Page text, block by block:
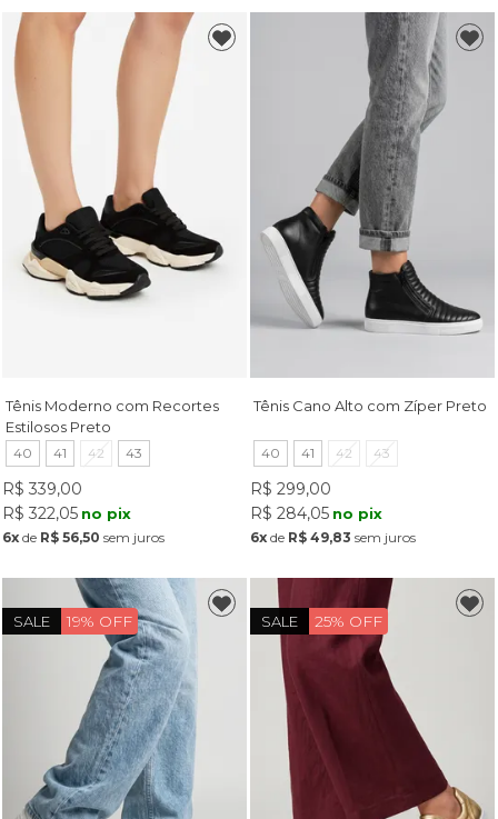
Tênis Moderno com Recortes
Estilosos Preto
40 41 42 43
R$ 339,00
R$ 322,05 no pix
6xde R$ 56,50 sem juros
Tênis Cano Alto com Zíper Preto
40 41 42 43
R$ 299,00
R$ 284,05 no pix
6x de R$ 49,83 sem juros
SALE 19% OFF SALE 25% OFF